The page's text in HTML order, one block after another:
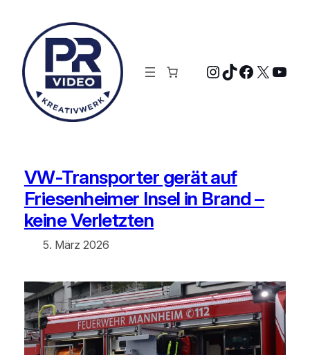
springen
Instagram
TikTok
X
VW-Transporter gerät auf
Friesenheimer Insel in Brand –
keine Verletzten
5. März 2026